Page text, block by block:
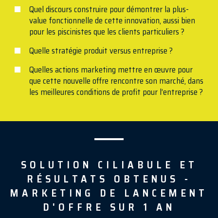
Quel discours construire pour démontrer la plus-
value fonctionnelle de cette innovation, aussi bien
pour les piscinistes que les clients particuliers ?
Quelle stratégie produit versus entreprise ?
Quelles actions marketing mettre en œuvre pour
que cette nouvelle offre rencontre son marché, dans
les meilleures conditions de profit pour l’entreprise ?
SOLUTION CILIABULE ET
RÉSULTATS OBTENUS -
MARKETING DE LANCEMENT
D'OFFRE SUR 1 AN